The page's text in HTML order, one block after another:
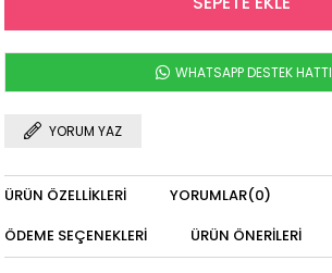
WHATSAPP DESTEK HATTI
YORUM YAZ
ÜRÜN ÖZELLIKLERI YORUMLAR(0)
ÖDEME SEÇENEKLERI
ÜRÜN ÖNERILERI